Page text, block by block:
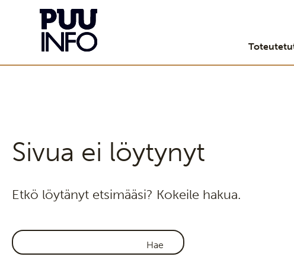
Sivua ei löytynyt
Etkö löytänyt etsimääsi? Kokeile hakua.